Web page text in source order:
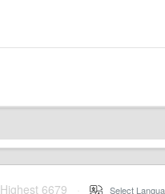
Highest 6679 Select